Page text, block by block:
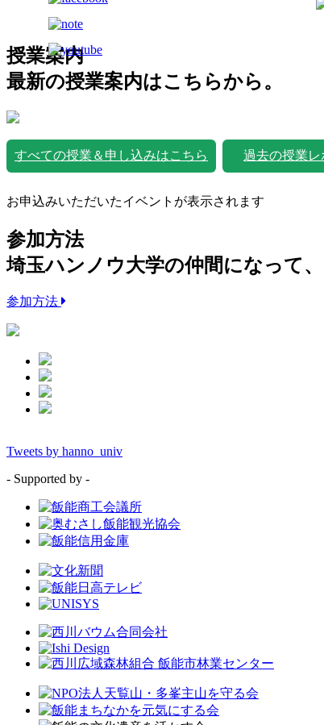
授業案内
最新の授業案内はこちらから。
すべての授業＆申し込みはこちら 過去の授業レ
お申込みいただいたイベントが表示されます
参加方法
埼玉ハンノウ大学の仲間になって
参加方法
Tweets by hanno_univ
- Supported by -